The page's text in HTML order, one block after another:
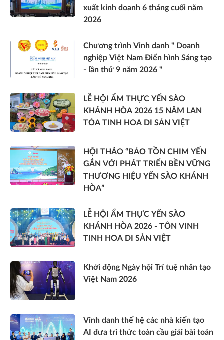
xuất kinh doanh 6 tháng cuối năm
2026
Chương trình Vinh danh " Doanh
nghiệp Việt Nam Điển hình Sáng tạo
- lần thứ 9 năm 2026 "
LỄ HỘI ẨM THỰC YẾN SÀO
KHÁNH HÒA 2026 15 NĂM LAN
TỎA TINH HOA DI SẢN VIỆT
HỘI THẢO “BẢO TỒN CHIM YẾN
GẮN VỚI PHÁT TRIỂN BỀN VỮNG
THƯƠNG HIỆU YẾN SÀO KHÁNH
HÒA”
LỄ HỘI ẨM THỰC YẾN SÀO
KHÁNH HÒA 2026 - TÔN VINH
TINH HOA DI SẢN VIỆT
Khởi động Ngày hội Trí tuệ nhân tạo
Việt Nam 2026
Vinh danh thế hệ các nhà kiến tạo
AI đưa tri thức toàn cầu giải bài toán